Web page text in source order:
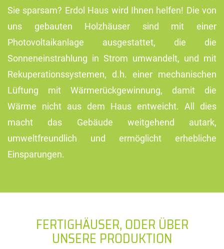
Sie sparsam? Erdol Haus wird Ihnen helfen! Die von
uns gebauten Holzhäuser sind mit einer
Photovoltaikanlage ausgestattet, die die
Sonneneinstrahlung in Strom umwandelt, und mit
Rekuperationssystemen, d.h. einer mechanischen
Lüftung mit Wärmerückgewinnung, damit die
Wärme nicht aus dem Haus entweicht. All dies
macht das Gebäude weitgehend autark,
umweltfreundlich und ermöglicht erhebliche
Einsparungen.
FERTIGHÄUSER, ODER ÜBER
UNSERE PRODUKTION